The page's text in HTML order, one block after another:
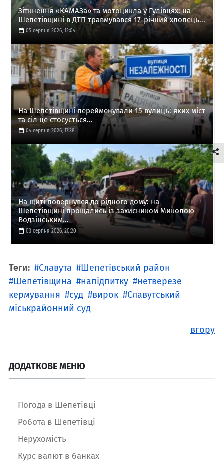
Зіткнення «КАМАЗа» та мотоцикла у Гулівцях: на
Шепетівщині в ДТП травмувався 17-річний хлопець...
05 серпня 2026, 12:04
На Шепетівщині перейменували 15 вулиць: яких міст
та сіл це стосується...
04 серпня 2026, 17:38
На щиті повернувся до рідного дому: на
Шепетівщині прощались із захисником Миколою
Водзінським...
03 серпня 2026, 20:20
Теги: Славута
Шепетівський район
Шепетівщина
напідпитку
нетверезе
кермування
суд вирок
Славутський
міськрайонний суд
вгору
ДОДАТКОВЕ МЕНЮ
Погода в Шепетівці
Робота в Шепетівці
Нерухомість
Курс валют в банках